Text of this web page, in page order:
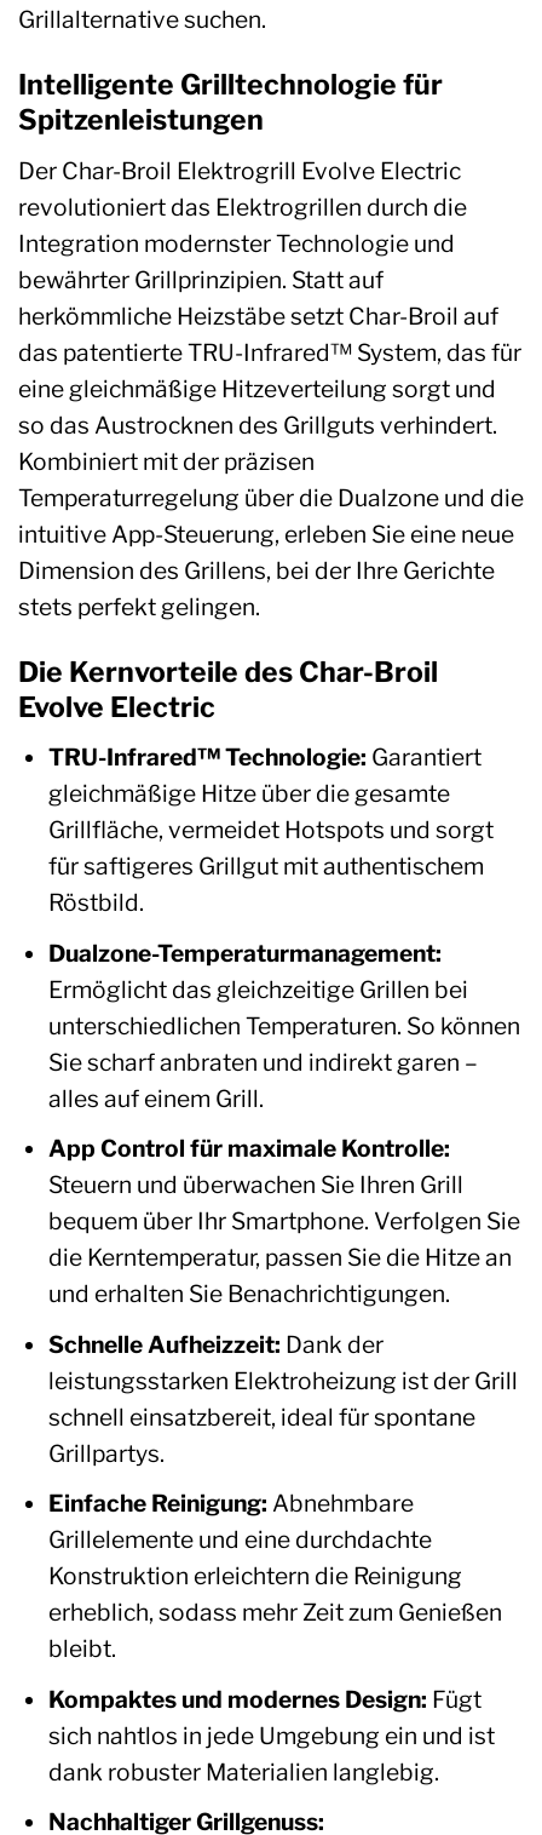
Grillalternative suchen.
Intelligente Grilltechnologie für
Spitzenleistungen
Der Char-Broil Elektrogrill Evolve Electric
revolutioniert das Elektrogrillen durch die
Integration modernster Technologie und
bewährter Grillprinzipien. Statt auf
herkömmliche Heizstäbe setzt Char-Broil auf
das patentierte TRU-Infrared™ System, das für
eine gleichmäßige Hitzeverteilung sorgt und
so das Austrocknen des Grillguts verhindert.
Kombiniert mit der präzisen
Temperaturregelung über die Dualzone und die
intuitive App-Steuerung, erleben Sie eine neue
Dimension des Grillens, bei der Ihre Gerichte
stets perfekt gelingen.
Die Kernvorteile des Char-Broil
Evolve Electric
TRU-Infrared™ Technologie: Garantiert
gleichmäßige Hitze über die gesamte
Grillfläche, vermeidet Hotspots und sorgt
für saftigeres Grillgut mit authentischem
Röstbild.
Dualzone-Temperaturmanagement:
Ermöglicht das gleichzeitige Grillen bei
unterschiedlichen Temperaturen. So können
Sie scharf anbraten und indirekt garen –
alles auf einem Grill.
App Control für maximale Kontrolle:
Steuern und überwachen Sie Ihren Grill
bequem über Ihr Smartphone. Verfolgen Sie
die Kerntemperatur, passen Sie die Hitze an
und erhalten Sie Benachrichtigungen.
Schnelle Aufheizzeit: Dank der
leistungsstarken Elektroheizung ist der Grill
schnell einsatzbereit, ideal für spontane
Grillpartys.
Einfache Reinigung: Abnehmbare
Grillelemente und eine durchdachte
Konstruktion erleichtern die Reinigung
erheblich, sodass mehr Zeit zum Genießen
bleibt.
Kompaktes und modernes Design: Fügt
sich nahtlos in jede Umgebung ein und ist
dank robuster Materialien langlebig.
Nachhaltiger Grillgenuss: